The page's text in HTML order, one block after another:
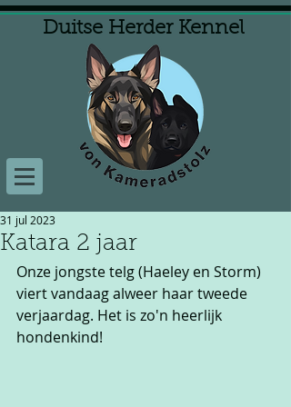
Duitse Herder Kennel
Katara 2 jaar
31 jul 2023
Onze jongste telg (Haeley en Storm)
viert vandaag alweer haar tweede
verjaardag. Het is zo'n heerlijk
hondenkind!